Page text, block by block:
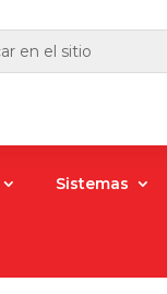
Sistemas